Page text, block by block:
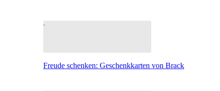
Freude schenken: Geschenkkarten von Brack